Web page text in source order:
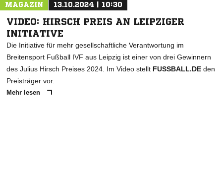
MAGAZIN 13.10.2024 | 10:30
VIDEO: HIRSCH PREIS AN LEIPZIGER
INITIATIVE
Die Initiative für mehr gesellschaftliche Verantwortung im
Breitensport Fußball IVF aus Leipzig ist einer von drei Gewinnern
des Julius Hirsch Preises 2024. Im Video stellt FUSSBALL.DE den
Preisträger vor.
Mehr lesen